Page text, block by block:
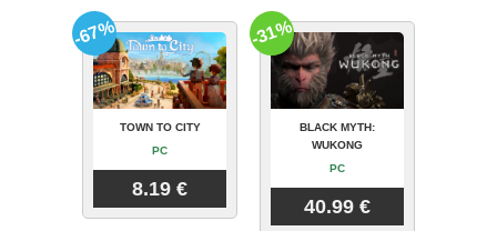
TOWN TO CITY
PC
8.19 €
-67%
BLACK MYTH:
WUKONG
PC
40.99 €
-31%